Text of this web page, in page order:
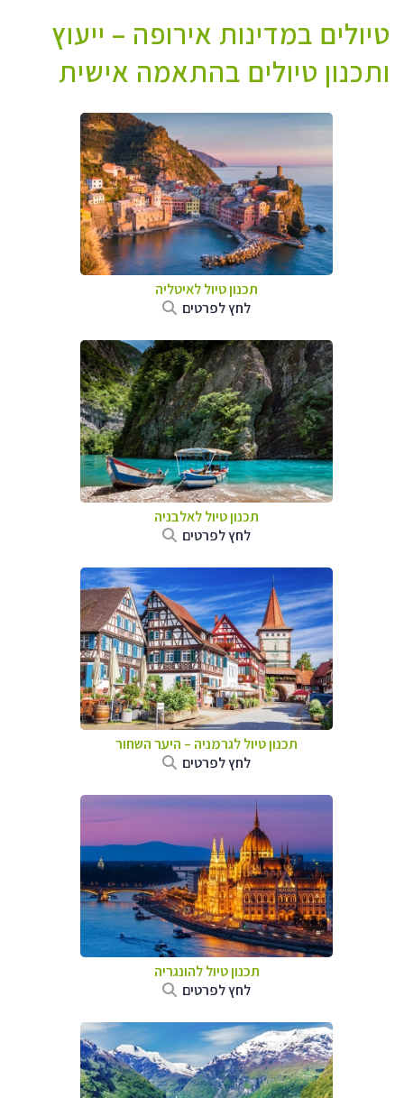
טיולים במדינות אירופה – ייעוץ
ותכנון טיולים בהתאמה אישית
תכנון טיול לאיטליה
לחץ לפרטים
תכנון טיול לאלבניה
לחץ לפרטים
תכנון טיול לגרמניה – היער השחור
לחץ לפרטים
תכנון טיול להונגריה
לחץ לפרטים